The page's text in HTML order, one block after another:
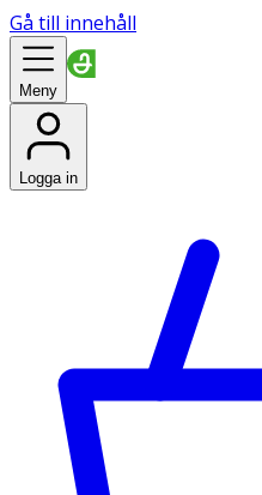
Gå till innehåll
Meny
Logga in